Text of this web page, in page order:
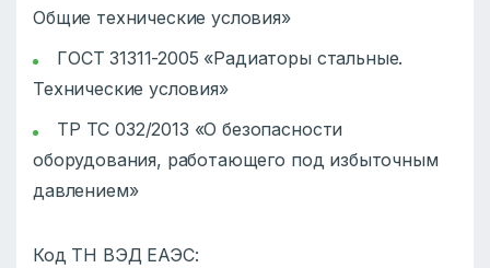
Общие технические условия»
ГОСТ 31311-2005 «Радиаторы стальные.
Технические условия»
ТР ТС 032/2013 «О безопасности
оборудования, работающего под избыточным
давлением»
Код ТН ВЭД ЕАЭС: